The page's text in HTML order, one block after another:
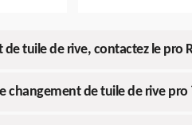
tuile de rive, contactez le pro
changement de tuile de rive pro